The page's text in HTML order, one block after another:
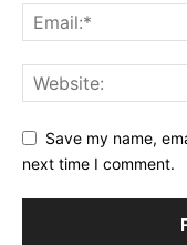
Save my name,
next time I comment.